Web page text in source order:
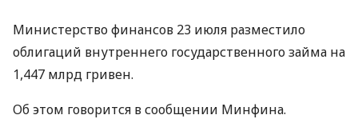
Министерство финансов 23 июля разместило
облигаций внутреннего государственного займа на
1,447 млрд гривен.
Об этом говорится в сообщении Минфина.